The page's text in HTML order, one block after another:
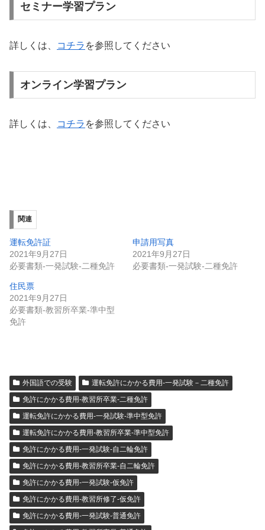
セミナー学習プラン
詳しくは、 コチラ を参照してください
オンライン学習プラン
詳しくは、 コチラ を参照してください
関連
運転免許証
2021年9月27日
必要書類-一発試験-二種免許
申請用写真
2021年9月27日
必要書類-一発試験-二種免許
住民票
2021年9月27日
必要書類-教習所卒業-準中型
免許
外国語での受験
運転免許にかかる費用-一発試験－二種免許
免許にかかる費用-教習所卒業-二種免許
運転免許にかかる費用-一発試験-準中型免許
運転免許にかかる費用-教習所卒業-準中型免許
免許にかかる費用-一発試験-自二輪免許
免許にかかる費用-教習所卒業-自二輪免許
免許にかかる費用-一発試験-仮免許
免許にかかる費用-教習所修了-仮免許
免許にかかる費用-一発試験-普通免許